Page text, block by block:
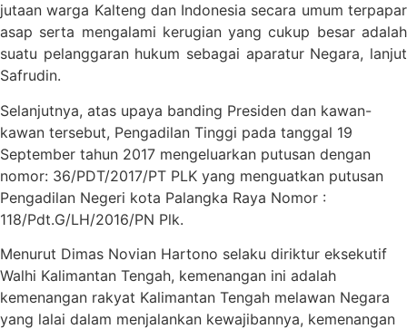
jutaan warga Kalteng dan Indonesia secara umum terpapar
asap serta mengalami kerugian yang cukup besar adalah
suatu pelanggaran hukum sebagai aparatur Negara, lanjut
Safrudin.
Selanjutnya, atas upaya banding Presiden dan kawan-
kawan tersebut, Pengadilan Tinggi pada tanggal 19
September tahun 2017 mengeluarkan putusan dengan
nomor: 36/PDT/2017/PT PLK yang menguatkan putusan
Pengadilan Negeri kota Palangka Raya Nomor :
118/Pdt.G/LH/2016/PN Plk.
Menurut Dimas Novian Hartono selaku diriktur eksekutif
Walhi Kalimantan Tengah, kemenangan ini adalah
kemenangan rakyat Kalimantan Tengah melawan Negara
yang lalai dalam menjalankan kewajibannya, kemenangan